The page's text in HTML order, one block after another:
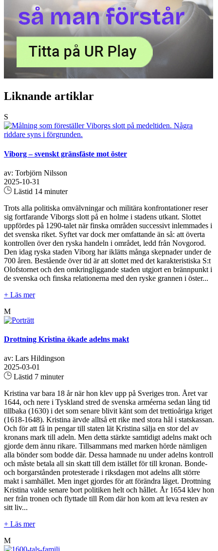
Liknande artiklar
S
Viborg – svenskt gränsfäste mot öster
av: Torbjörn Nilsson
2025-10-31
Lästid 14 minuter
Trots alla politiska omvälvningar och militära konfrontationer reser
sig fortfarande Viborgs slott på en holme i stadens utkant. Slottet
uppfördes på 1290-talet när finska områden successivt inlemmades i
det svenska riket. Syftet var dock mer omfattande än så: att överta
kontrollen över den ryska handeln i området, ledd från Novgorod.
Den idag ryska staden Viborg har iklätts många skepnader under de
700 åren. Bestående över tid är att slottet med det karakteristiska S:t
Olofstornet och den omkringliggande staden utgjort en brännpunkt i
de svenska och finska relationerna med den ryske grannen i öster...
+ Läs mer
M
Drottning Kristina ökade adelns makt
av: Lars Hildingson
2025-03-01
Lästid 7 minuter
Kristina var bara 18 år när hon klev upp på Sveriges tron. Året var
1644, och nere i Tyskland stred de svenska arméerna sedan lång tid
tillbaka (1630) i det som senare blivit känt som det trettioåriga kriget
(1618-1648). Kristina ärvde alltså ett rike med stora hål i statskassan.
Och för att få in pengar till staten lät Kristina sälja en stor del av
kronans mark till adeln. Men detta stärkte samtidigt adelns makt och
gjorde dem ännu rikare. Tillsammans med marken hörde nämligen
alla bönder som bodde där. Dessa hamnade nu under adelns kontroll
och måste betala all sin skatt till dem istället för till kronan. Bonde-
och borgarstånden protesterade i riksdagen mot adelns allt större
makt i samhället. Men inget gjordes för att förändra läget. Drottning
Kristina valde senare bort politiken helt och hållet. År 1654 klev hon
ner från tronen och flyttade till Rom där hon kom att leva resten av
sitt liv...
+ Läs mer
M